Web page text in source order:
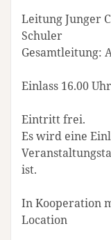
Leitung Junger
Schuler
Gesamtleitung:
Einlass 16.00
Eintritt frei.
Es wird eine
ist.
In Kooperation
Location